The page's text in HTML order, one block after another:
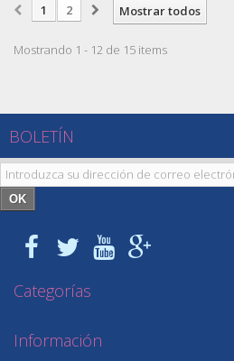
Mostrar todos
1 2
Mostrando 1 - 12 de 15 items
BOLETÍN
OK
Categorías
Información